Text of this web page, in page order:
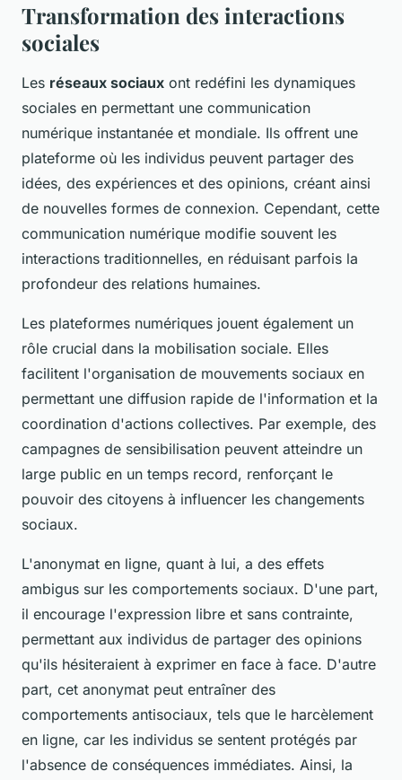
Transformation des interactions
sociales
Les réseaux sociaux ont redéfini les dynamiques
sociales en permettant une communication
numérique instantanée et mondiale. Ils offrent une
plateforme où les individus peuvent partager des
idées, des expériences et des opinions, créant ainsi
de nouvelles formes de connexion. Cependant, cette
communication numérique modifie souvent les
interactions traditionnelles, en réduisant parfois la
profondeur des relations humaines.
Les plateformes numériques jouent également un
rôle crucial dans la mobilisation sociale. Elles
facilitent l'organisation de mouvements sociaux en
permettant une diffusion rapide de l'information et la
coordination d'actions collectives. Par exemple, des
campagnes de sensibilisation peuvent atteindre un
large public en un temps record, renforçant le
pouvoir des citoyens à influencer les changements
sociaux.
L'anonymat en ligne, quant à lui, a des effets
ambigus sur les comportements sociaux. D'une part,
il encourage l'expression libre et sans contrainte,
permettant aux individus de partager des opinions
qu'ils hésiteraient à exprimer en face à face. D'autre
part, cet anonymat peut entraîner des
comportements antisociaux, tels que le harcèlement
en ligne, car les individus se sentent protégés par
l'absence de conséquences immédiates. Ainsi, la